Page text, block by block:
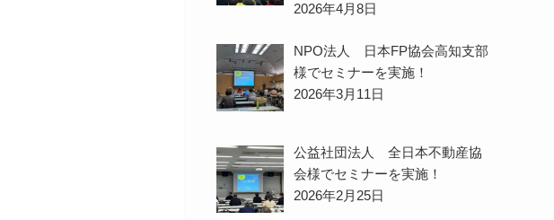
2026年4月8日
NPO法人 日本FP協会高知支部
様でセミナーを実施！
2026年3月11日
公益社団法人 全日本不動産協
会様でセミナーを実施！
2026年2月25日